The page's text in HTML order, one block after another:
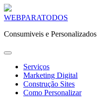
Skip
content
WEBPARATODOS
Consumiveis e Personalizados
Serviços
Marketing Digital
Construção Sites
Como Personalizar